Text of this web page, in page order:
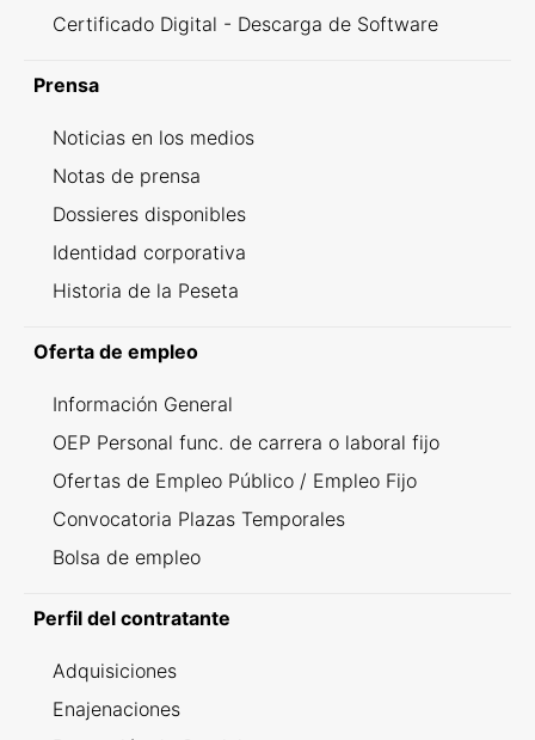
Certificado Digital - Descarga de Software
Prensa
Noticias en los medios
Notas de prensa
Dossieres disponibles
Identidad corporativa
Historia de la Peseta
Oferta de empleo
Información General
OEP Personal func. de carrera o laboral fijo
Ofertas de Empleo Público / Empleo Fijo
Convocatoria Plazas Temporales
Bolsa de empleo
Perfil del contratante
Adquisiciones
Enajenaciones